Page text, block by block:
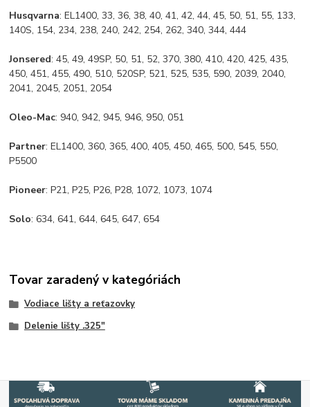
Husqvarna: EL1400, 33, 36, 38, 40, 41, 42, 44, 45, 50, 51, 55, 133,
140S, 154, 234, 238, 240, 242, 254, 262, 340, 344, 444
Jonsered: 45, 49, 49SP, 50, 51, 52, 370, 380, 410, 420, 425, 435,
450, 451, 455, 490, 510, 520SP, 521, 525, 535, 590, 2039, 2040,
2041, 2045, 2051, 2054
Oleo-Mac: 940, 942, 945, 946, 950, 051
Partner: EL1400, 360, 365, 400, 405, 450, 465, 500, 545, 550,
P5500
Pioneer: P21, P25, P26, P28, 1072, 1073, 1074
Solo: 634, 641, 644, 645, 647, 654
Tovar zaradený v kategóriách
Vodiace lišty a reťazovky
Delenie lišty .325"